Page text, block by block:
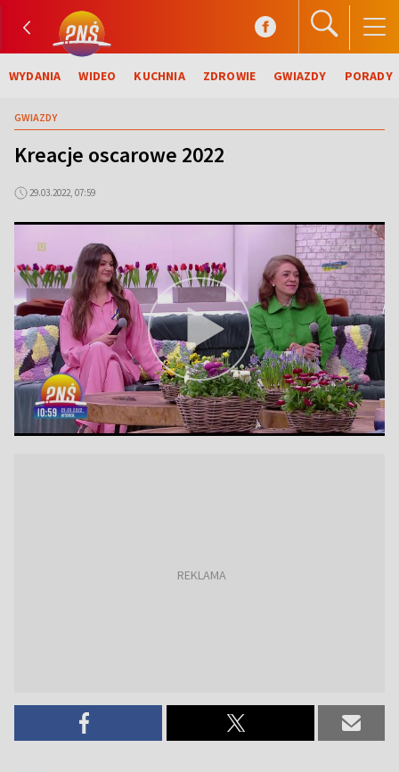
WYDANIA WIDEO KUCHNIA ZDROWIE GWIAZDY PORADY
GWIAZDY
Kreacje oscarowe 2022
29.03.2022, 07:59